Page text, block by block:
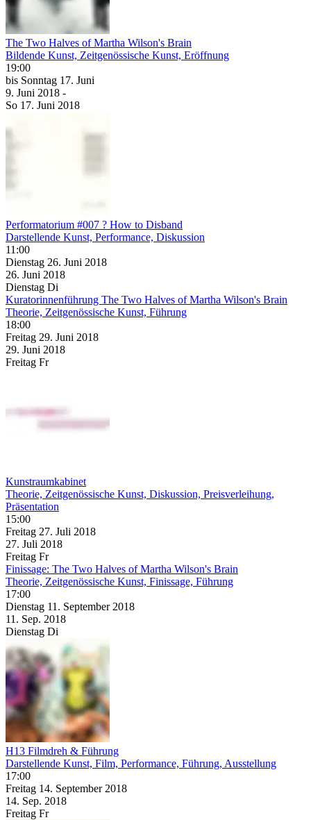
The Two Halves of Martha Wilson's Brain
Bildende Kunst, Zeitgenössische Kunst, Eröffnung
19:00
bis Sonntag 17. Juni
9. Juni 2018 -
So 17. Juni 2018
Performatorium #007 ? How to Disband
Darstellende Kunst, Performance, Diskussion
11:00
Dienstag 26. Juni 2018
26. Juni 2018
Dienstag Di
Kuratorinnenführung The Two Halves of Martha Wilson's Brain
Theorie, Zeitgenössische Kunst, Führung
18:00
Freitag 29. Juni 2018
29. Juni 2018
Freitag Fr
Kunstraumkabinet
Theorie, Zeitgenössische Kunst, Diskussion, Preisverleihung,
Präsentation
15:00
Freitag 27. Juli 2018
27. Juli 2018
Freitag Fr
Finissage: The Two Halves of Martha Wilson's Brain
Theorie, Zeitgenössische Kunst, Finissage, Führung
17:00
Dienstag 11. September 2018
11. Sep. 2018
Dienstag Di
H13 Filmdreh & Führung
Darstellende Kunst, Film, Performance, Führung, Ausstellung
17:00
Freitag 14. September 2018
14. Sep. 2018
Freitag Fr